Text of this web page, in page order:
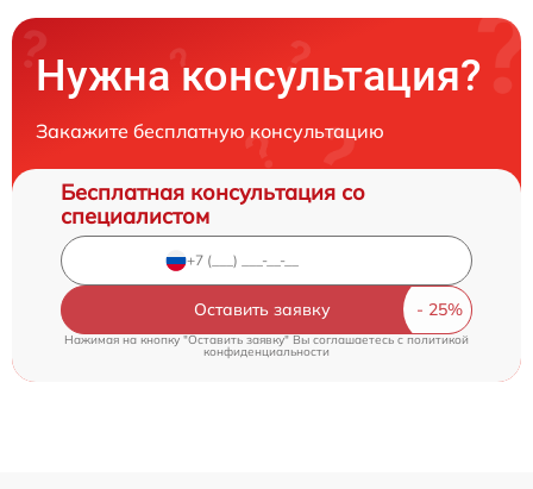
Нужна консультация?
Закажите бесплатную консультацию
Бесплатная консультация со
специалистом
Оставить заявку
Нажимая на кнопку "Оставить заявку" Вы соглашаетесь cполитикой
конфиденциальности